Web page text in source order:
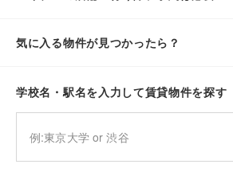
気に入る物件が見つかったら？
学校名・駅名を入力して賃貸物件を探す